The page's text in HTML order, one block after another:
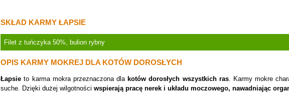
SKŁAD KARMY ŁAPSIE
Filet z tuńczyka 50%, bulion rybny
OPIS KARMY MOKREJ DLA KOTÓW DOROSŁYCH
Łapsieto karma mokra przeznaczona dla kotów dorosłych wszystkich ras. Karmy mokre
suche. Dzięki dużej wilgotnościwspierają pracę nerek i układu moczowego, nawadniając